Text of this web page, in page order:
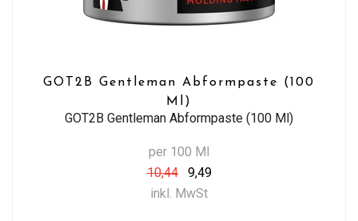
GOT2B Gentleman Abformpaste (100
Ml)
GOT2B Gentleman Abformpaste (100 Ml)
per 100 Ml
10,44
9,49
inkl. MwSt